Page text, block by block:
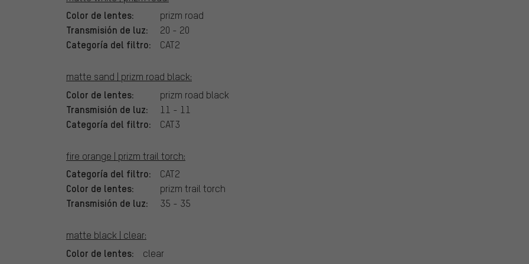
Color de lentes: prizm road
Transmisión de luz: 20 - 20
Categoría del filtro: CAT2
matte sand | prizm road black:
Color de lentes: prizm road black
Transmisión de luz: 11 - 11
Categoría del filtro: CAT3
fire orange | prizm trail torch:
Categoría del filtro: CAT2
Color de lentes: prizm trail torch
Transmisión de luz: 35 - 35
matte black | clear:
Color de lentes: clear